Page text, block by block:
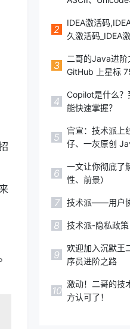
2
IDEA激活码
久激活码_IDEA
2022,IDEA注册
解,Pycharm激活
3
二哥的Java进阶
GitHub 上星标
4
Copilot是什么？
能快速掌握？
5
官宣：技术派上
仔、一灰原创
6
一文让你彻底了
性、前景）
7 技术派——用户
8 技术派-隐私政策
9
欢迎加入沉默王
序员进阶之路
10
激动！二哥的技
方认可了！